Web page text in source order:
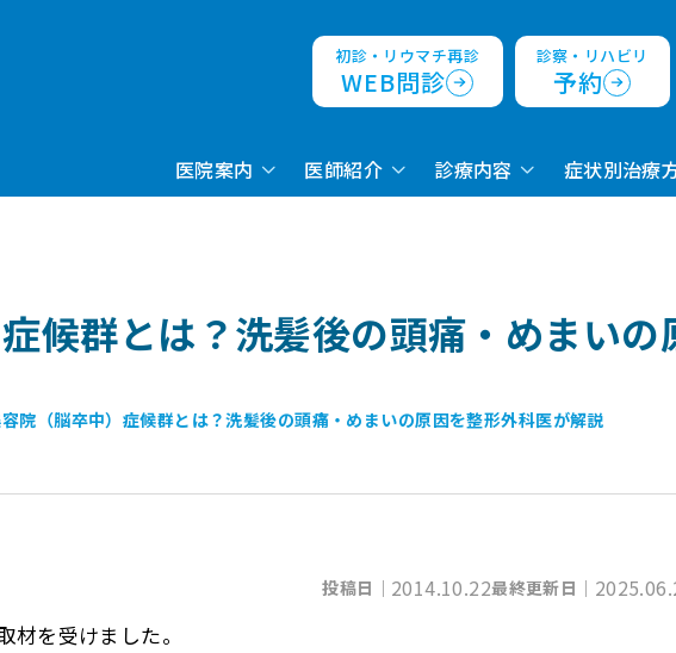
初診・リウマチ再診
WEB問診
診察・リハビリ
予約
医院案内 医師紹介 診療内容 症状別治療
候群とは？洗髪後の頭痛・めまい
院（脳卒中）症候群とは？洗髪後の頭痛・めまいの原因を整形外科医が解説
投稿日｜ 2014.10.22最終更新日｜
を受けました。